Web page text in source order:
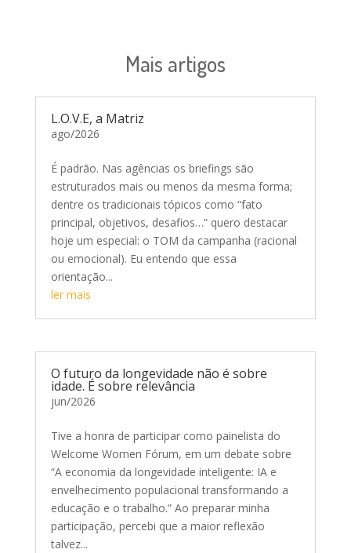
Mais artigos
L.O.V.E, a Matriz
ago/2026
É padrão. Nas agências os briefings são
estruturados mais ou menos da mesma forma;
dentre os tradicionais tópicos como “fato
principal, objetivos, desafios…” quero destacar
hoje um especial: o TOM da campanha (racional
ou emocional). Eu entendo que essa
orientação...
ler mais
O futuro da longevidade não é sobre
idade. É sobre relevância
jun/2026
Tive a honra de participar como painelista do
Welcome Women Fórum, em um debate sobre
“A economia da longevidade inteligente: IA e
envelhecimento populacional transformando a
educação e o trabalho.” Ao preparar minha
participação, percebi que a maior reflexão
talvez...